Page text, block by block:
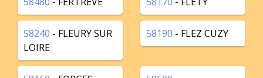
58240 - FLEURY SUR
LOIRE
58190 - FLEZ CUZY